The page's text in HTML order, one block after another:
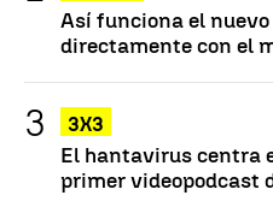
Así funciona el
directamente con el
3X3
El hantavirus centra
primer videopodcast